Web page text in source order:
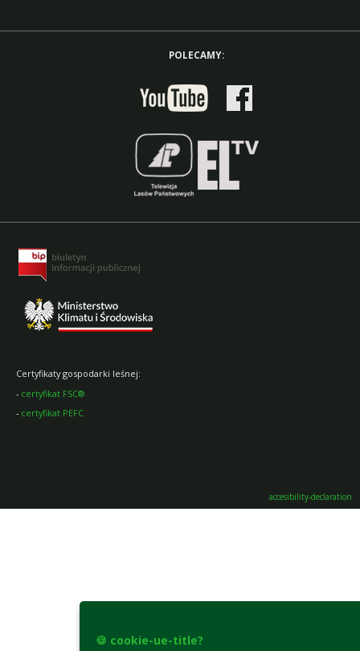
POLECAMY:
Certyfikaty gospodarki leśnej:
- certyfikat FSC®
- certyfikat PEFC
accesibility-declaration
🍪 cookie-ue-title?